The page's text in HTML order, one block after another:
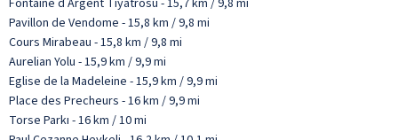
Pavillon de Vendome - 15,8 km / 9,8 mi
Cours Mirabeau - 15,8 km / 9,8 mi
Aurelian Yolu - 15,9 km / 9,9 mi
Eglise de la Madeleine - 15,9 km / 9,9 mi
Place des Precheurs - 16 km / 9,9 mi
Torse Parkı - 16 km / 10 mi